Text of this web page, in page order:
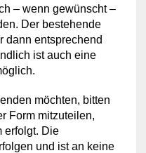
– wenn gewünscht –
Der bestehende
dann entsprechend
ist auch eine
möchten, bitten
Form mitzuteilen,
erfolgt. Die
und ist an keine